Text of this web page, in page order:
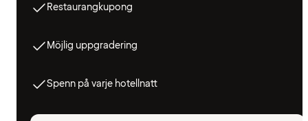
Restaurangkupong
Möjlig uppgradering
Spenn på varje hotellnatt